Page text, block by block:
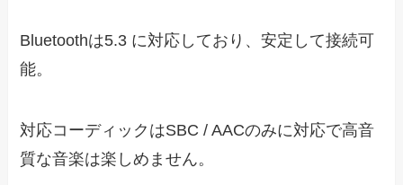
Bluetoothは5.3 に対応しており、安定して接続可
能。
対応コーディックはSBC / AACのみに対応で高音
質な音楽は楽しめません。